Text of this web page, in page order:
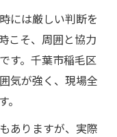
には厳しい判断を
こそ、周囲と協力
す。千葉市稲毛区
気が強く、現場全
ありますが、実際